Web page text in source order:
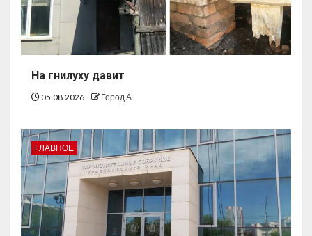
На гнилуху давит
05.08.2026 Город А
ГЛАВНОЕ